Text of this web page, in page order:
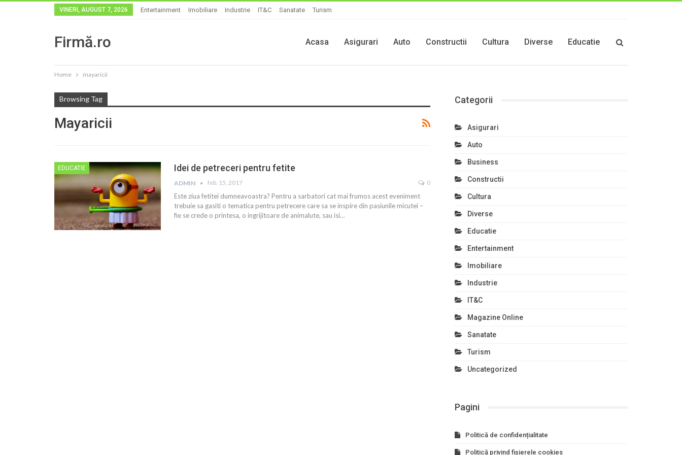
VINERI, AUGUST 7, 2026 Entertainment Imobiliare Industrie IT&C Sanatate Turism
Firmă.ro Acasa Asigurari Auto Constructii Cultura Diverse Educatie
Home mayaricii
Browsing Tag
Mayaricii
EDUCATIE Idei de petreceri pentru fetite
ADMIN feb. 15, 2017 0
Este ziua fetitei dumneavoastra? Pentru a sarbatori cat mai frumos acest eveniment
trebuie sa gasiti o tematica pentru petrecere care sa se inspire din pasiunile micutei –
fie se crede o printesa, o ingrijitoare de animalute, sau isi…
Categorii
Asigurari
Auto
Business
Constructii
Cultura
Diverse
Educatie
Entertainment
Imobiliare
Industrie
IT&C
Magazine Online
Sanatate
Turism
Uncategorized
Pagini
Politică de confidențialitate
Politică privind fișierele cookies